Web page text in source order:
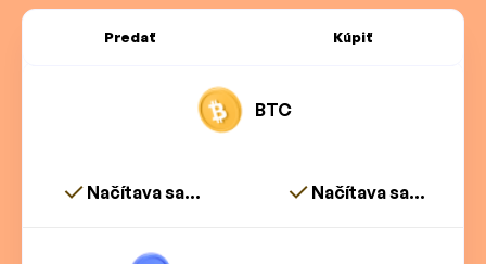
Predať Kúpiť
BTC
Načítava sa... Načítava sa...